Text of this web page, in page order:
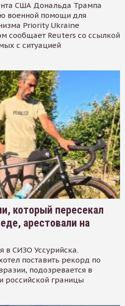
США Дональда Трампа
военной помощи для
Priority Ukraine
сообщает Reuters со ссылкой
с ситуацией
который пересекал
арестовали на
в СИЗО Уссурийска.
поставить рекорд по
подозревается в
российской границы